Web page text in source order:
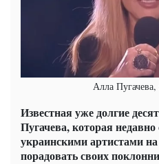
Алла
Известная уже долгие
Пугачева, которая недавно
украинскими артистами
порадовать своих